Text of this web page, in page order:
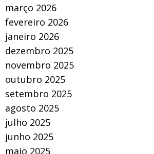
março 2026
fevereiro 2026
janeiro 2026
dezembro 2025
novembro 2025
outubro 2025
setembro 2025
agosto 2025
julho 2025
junho 2025
maio 2025